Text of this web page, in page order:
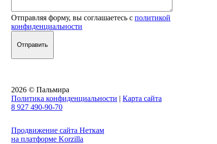
Отправляя форму, вы соглашаетесь с политикой
конфиденциальности
2026 © Пальмира
Политика конфиденциальности | Карта сайта
8 927 490-90-70
Продвижение сайта Неткам
на платформе Korzilla